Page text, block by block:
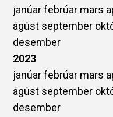
janúarfebrúar mars
ágúst september
desember
2023
janúarfebrúar mars
ágúst september
desember